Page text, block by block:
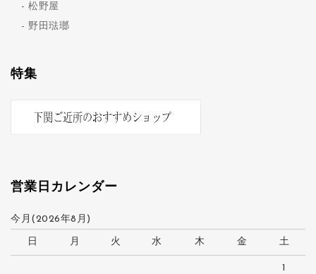
松野屋
野田琺瑯
特集
営業日カレンダー
今月(2026年8月)
日 月 火 水 木 金 土
1